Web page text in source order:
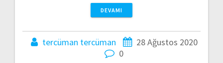
DEVAMI
tercüman tercüman
28 Ağustos 2020
0